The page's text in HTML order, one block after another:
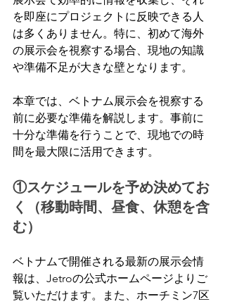
を即座にプロジェクトに反映できる人
は多くありません。特に、初めて海外
の展示会を視察する場合、現地の知識
や準備不足が大きな壁となります。
本章では、ベトナム展示会を視察する
前に必要な準備を解説します。事前に
十分な準備を行うことで、現地での時
間を最大限に活用できます。
①スケジュールを予め決めてお
く（移動時間、昼食、休憩を含
む）
ベトナムで開催される最新の展示会情
報は、Jetroの公式ホームページよりご
覧いただけます。また、ホーチミン7区